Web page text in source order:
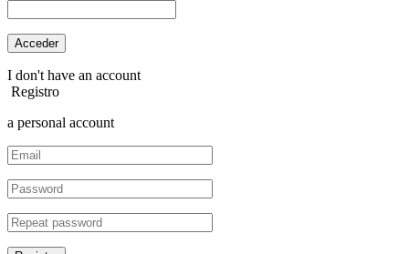
I don't have an account
Registro
a personal account